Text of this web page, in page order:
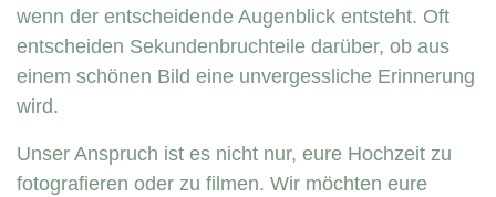
wenn der entscheidende Augenblick entsteht. Oft
entscheiden Sekundenbruchteile darüber, ob aus
einem schönen Bild eine unvergessliche Erinnerung
wird.
Unser Anspruch ist es nicht nur, eure Hochzeit zu
fotografieren oder zu filmen. Wir möchten eure